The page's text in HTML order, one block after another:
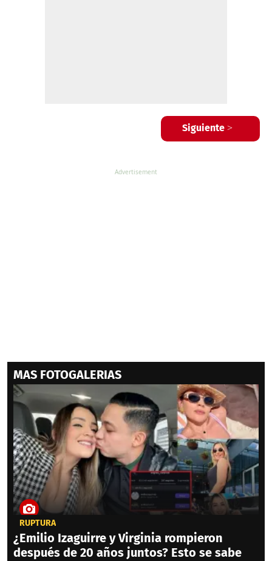
Siguiente >
MAS FOTOGALERIAS
RUPTURA
¿Emilio Izaguirre y Virginia rompieron
después de 20 años juntos? Esto se sabe